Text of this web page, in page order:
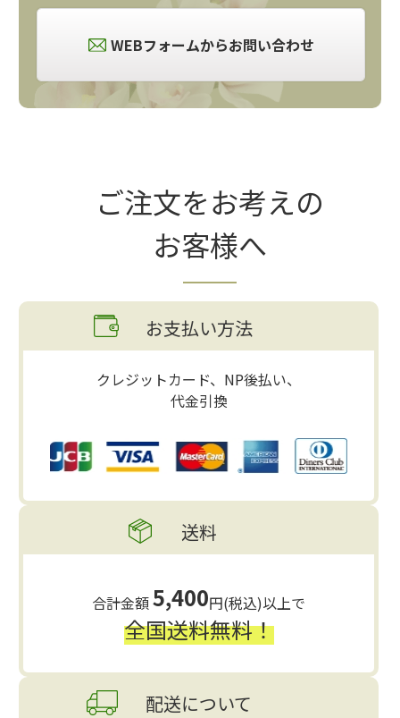
WEBフォームからお問い合わせ
ご注文をお考えの
お客様へ
お支払い方法
クレジットカード、NP後払い、
代金引換
送料
合計金額5,400円(税込)以上で
全国送料無料！
配送について